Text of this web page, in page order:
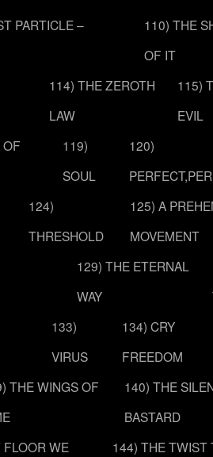
PARTICLE –
110) THE
OF IT
114) THE ZEROTH
LAW
115)
EVIL
119)
SOUL
120)
124)
THRESHOLD
125) A
MOVEMENT
129) THE ETERNAL
WAY
133)
VIRUS
134) CRY
FREEDOM
THE WINGS OF
140) THE
BASTARD
WE
144) THE TWIST